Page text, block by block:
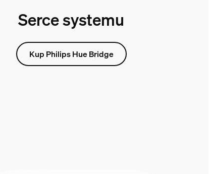
Serce systemu
Kup Philips Hue Bridge